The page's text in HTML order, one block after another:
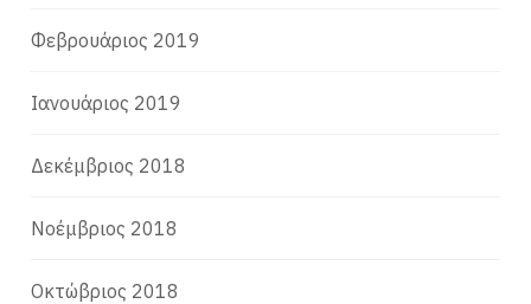
Φεβρουάριος 2019
Ιανουάριος 2019
Δεκέμβριος 2018
Νοέμβριος 2018
Οκτώβριος 2018